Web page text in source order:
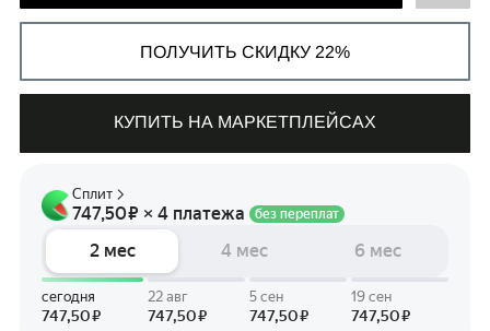
ПОЛУЧИТЬ СКИДКУ 22%
КУПИТЬ НА МАРКЕТПЛЕЙСАХ
Whats App